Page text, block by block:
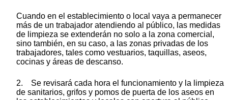
Cuando en el establecimiento o local vaya a permanecer
más de un trabajador atendiendo al público, las medidas
de limpieza se extenderán no solo a la zona comercial,
sino también, en su caso, a las zonas privadas de los
trabajadores, tales como vestuarios, taquillas, aseos,
cocinas y áreas de descanso.
2. Se revisará cada hora el funcionamiento y la limpieza
de sanitarios, grifos y pomos de puerta de los aseos en